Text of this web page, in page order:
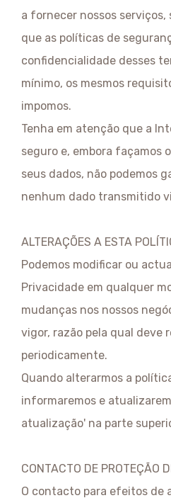
a fornecer nossos
que as políticas de
confidencialidade desses
mínimo, os mesmos
impomos.
Tenha em atenção que a
seguro e, embora façamos
seus dados, não podemos
nenhum dado transmitido
ALTERAÇÕES A ESTA
Podemos modificar ou
Privacidade em qualquer
mudanças nos nossos
vigor, razão pela qual deve
periodicamente.
Quando alterarmos a
informaremos e
atualização' na parte
CONTACTO DE PROTEÇÃO
O contacto para efeitos de